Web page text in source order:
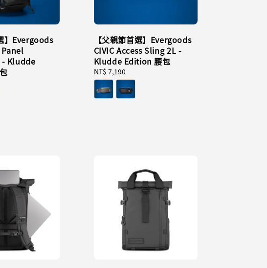
】Evergoods
Kludde
【父親節首選】Evergoods
CIVIC Access Sling 2L -
Kludde Edition 腰包
Regular
price
NT$ 7,190